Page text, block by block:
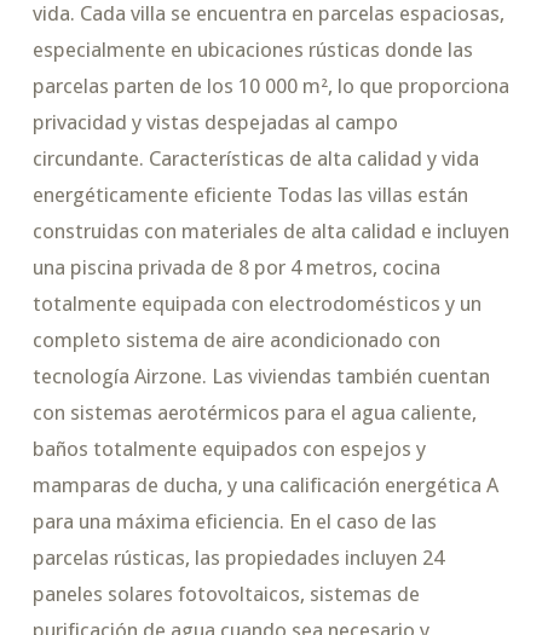
vida. Cada villa se encuentra en parcelas espaciosas,
especialmente en ubicaciones rústicas donde las
parcelas parten de los 10 000 m², lo que proporciona
privacidad y vistas despejadas al campo
circundante. Características de alta calidad y vida
energéticamente eficiente Todas las villas están
construidas con materiales de alta calidad e incluyen
una piscina privada de 8 por 4 metros, cocina
totalmente equipada con electrodomésticos y un
completo sistema de aire acondicionado con
tecnología Airzone. Las viviendas también cuentan
con sistemas aerotérmicos para el agua caliente,
baños totalmente equipados con espejos y
mamparas de ducha, y una calificación energética A
para una máxima eficiencia. En el caso de las
parcelas rústicas, las propiedades incluyen 24
paneles solares fotovoltaicos, sistemas de